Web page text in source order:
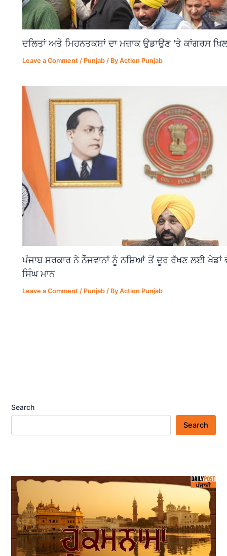
ਦਲਿਤਾਂ ਅਤੇ ਮਿਹਨਤਕਸ਼ਾਂ ਦਾ ਮਜ਼ਾਕ ਉਡਾਉਣ 'ਤੇ ਕਾਂਗਰਸ
Leave a Comment / Punjab / ByAction Punjab
ਪੰਜਾਬ ਸਰਕਾਰ ਨੇ ਨੌਜਵਾਨਾਂ ਨੂੰ ਨਸ਼ਿਆਂ ਤੋਂ ਦੂਰ ਰੱਖਣ ਲਈ ਖੇਡਾਂ
ਸਿੰਘ ਮਾਨ
Leave a Comment / Punjab / ByAction Punjab
Search
Search